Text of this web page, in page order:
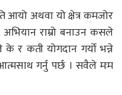
अथवा यो क्षेत्र कमजोर
अभियान राम्रो बनाउन कसले
र कती योगदान गर्यो भन्ने
गर्नु पर्छ । सवैले मःम